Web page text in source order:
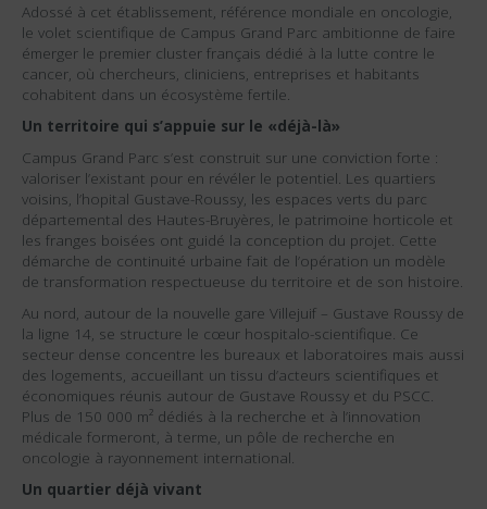
Adossé à cet établissement, référence mondiale en oncologie,
le volet scientifique de Campus Grand Parc ambitionne de faire
émerger le premier cluster français dédié à la lutte contre le
cancer, où chercheurs, cliniciens, entreprises et habitants
cohabitent dans un écosystème fertile.
Un territoire qui s’appuie sur le «déjà-là»
Campus Grand Parc s’est construit sur une conviction forte :
valoriser l’existant pour en révéler le potentiel. Les quartiers
voisins, l’hopital Gustave-Roussy, les espaces verts du parc
départemental des Hautes-Bruyères, le patrimoine horticole et
les franges boisées ont guidé la conception du projet. Cette
démarche de continuité urbaine fait de l’opération un modèle
de transformation respectueuse du territoire et de son histoire.
Au nord, autour de la nouvelle gare Villejuif – Gustave Roussy de
la ligne 14, se structure le cœur hospitalo-scientifique. Ce
secteur dense concentre les bureaux et laboratoires mais aussi
des logements, accueillant un tissu d’acteurs scientifiques et
économiques réunis autour de Gustave Roussy et du PSCC.
Plus de 150 000 m² dédiés à la recherche et à l’innovation
médicale formeront, à terme, un pôle de recherche en
oncologie à rayonnement international.
Un quartier déjà vivant